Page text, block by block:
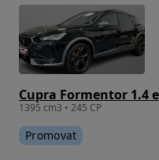
Cupra Formentor 1.4
1395 cm3 • 245 CP
Promovat